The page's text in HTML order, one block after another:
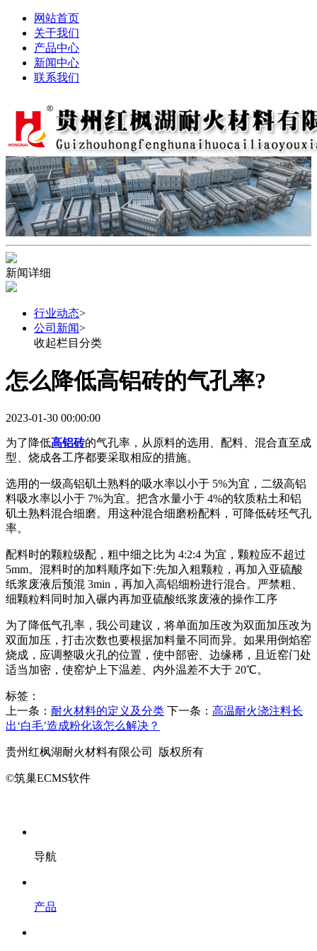
网站首页
关于我们
产品中心
新闻中心
联系我们
新闻详细
行业动态>
公司新闻>
收起栏目分类
怎么降低高铝砖的气孔率?
2023-01-30 00:00:00
为了降低高铝砖的气孔率，从原料的选用、配料、混合直至成
型、烧成各工序都要采取相应的措施。
选用的一级高铝矶土熟料的吸水率以小于 5%为宜，二级高铝
料吸水率以小于 7%为宜。把含水量小于 4%的软质粘土和铝
矶土熟料混合细磨。用这种混合细磨粉配料，可降低砖坯气孔
率。
配料时的颗粒级配，粗中细之比为 4:2:4 为宜，颗粒应不超过
5mm。混料时的加料顺序如下:先加入粗颗粒，再加入亚硫酸
纸浆废液后预混 3min，再加入高铝细粉进行混合。严禁粗、
细颗粒料同时加入碾内再加亚硫酸纸浆废液的操作工序
为了降低气孔率，我公司建议，将单面加压改为双面加压改为
双面加压，打击次数也要根据加料量不同而异。如果用倒焰窑
烧成，应调整吸火孔的位置，使中部密、边缘稀，且近窑门处
适当加密，使窑炉上下温差、内外温差不大于 20℃。
标签：
上一条： 耐火材料的定义及分类 下一条： 高温耐火浇注料长
出‘白毛’造成粉化该怎么解决？
贵州红枫湖耐火材料有限公司 版权所有
©筑巢ECMS软件
导航
产品